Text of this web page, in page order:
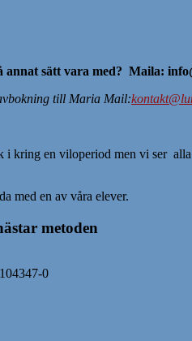
sätt vara med? Maila:
till Maria Mail:
i kring en viloperiod men vi ser
med en av våra elever.
metoden
0